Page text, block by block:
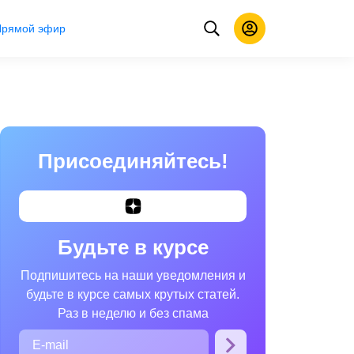
Присоединяйтесь!
Будьте в курсе
Подпишитесь на наши уведомления и
будьте в курсе самых крутых статей.
Раз в неделю и без спама
эфир